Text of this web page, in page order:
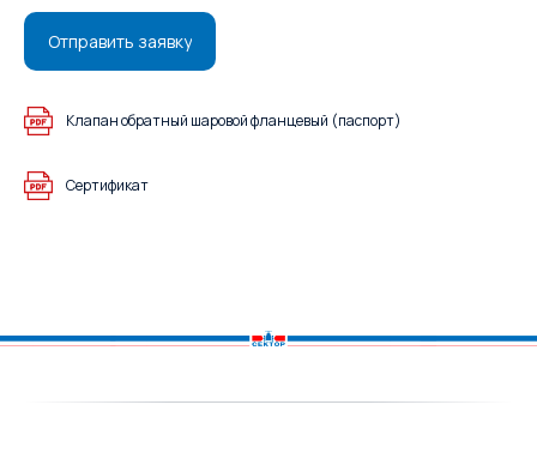
Отправить заявку
Клапан обратный шаровой фланцевый (паспорт)
Сертификат